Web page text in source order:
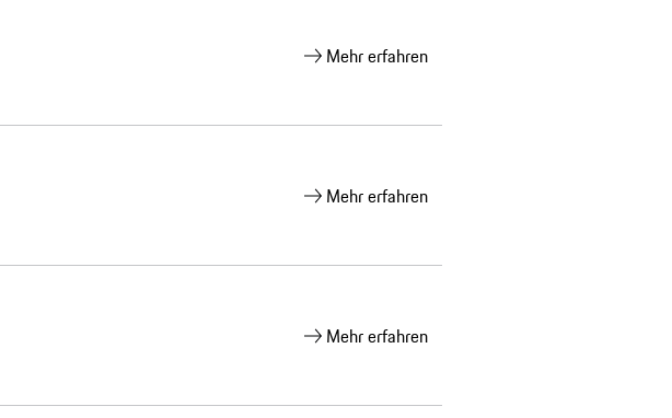
Mehr erfahren
Mehr erfahren
Mehr erfahren